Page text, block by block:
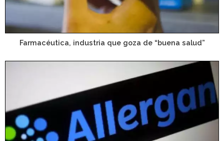
Farmacéutica, industria que goza de “buena salud”